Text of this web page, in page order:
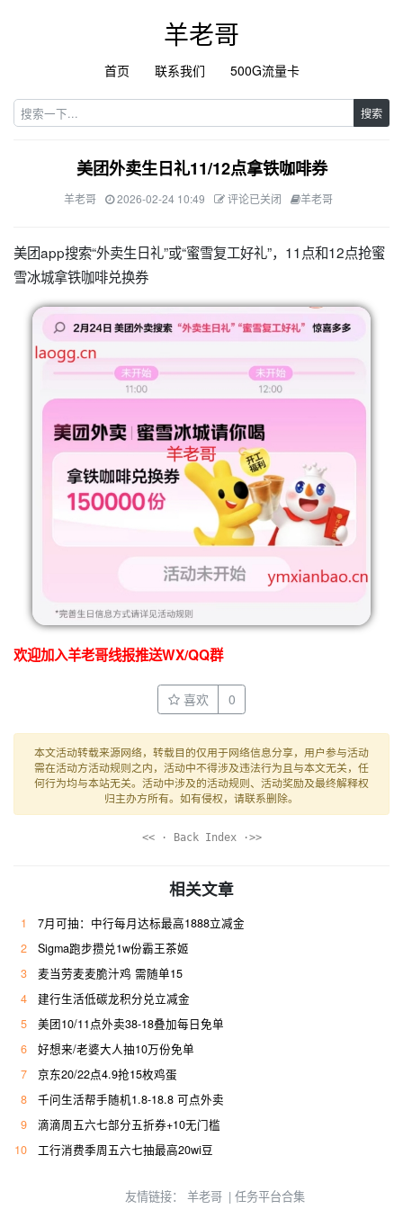
羊老哥
首页 联系我们 500G流量卡
搜索
美团外卖生日礼11/12点拿铁咖啡券
羊老哥 2026-02-24 10:49 评论已关闭 羊老哥
美团app搜索“外卖生日礼”或“蜜雪复工好礼”，11点和12点抢蜜
雪冰城拿铁咖啡兑换券
欢迎加入羊老哥线报推送WX/QQ群
喜欢 0
本文活动转载来源网络，转载目的仅用于网络信息分享，用户参与活动
需在活动方活动规则之内，活动中不得涉及违法行为且与本文无关，任
何行为均与本站无关。活动中涉及的活动规则、活动奖励及最终解释权
归主办方所有。如有侵权，请联系删除。
<< · Back Index ·>>
相关文章
1
7月可抽：中行每月达标最高1888立减金
2
Sigma跑步攒兑1w份霸王茶姬
3
麦当劳麦麦脆汁鸡 需随单15
4
建行生活低碳龙积分兑立减金
5
美团10/11点外卖38-18叠加每日免单
6
好想来/老婆大人抽10万份免单
7
京东20/22点4.9抢15枚鸡蛋
8
千问生活帮手随机1.8-18.8 可点外卖
9
滴滴周五六七部分五折券+10无门槛
10
工行消费季周五六七抽最高20wi豆
友情链接： 羊老哥 | 任务平台合集